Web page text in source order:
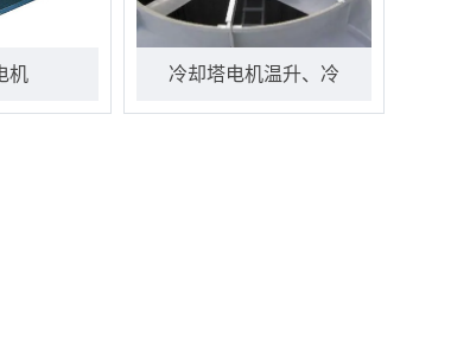
机 冷却塔电机温升、冷